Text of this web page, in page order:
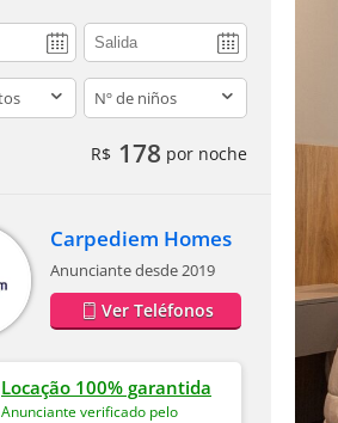
children
R$ 178 por noche
Carpediem Homes
Anunciante desde 2019
Ver Teléfonos
Locação 100% garantida
Anunciante verificado pelo